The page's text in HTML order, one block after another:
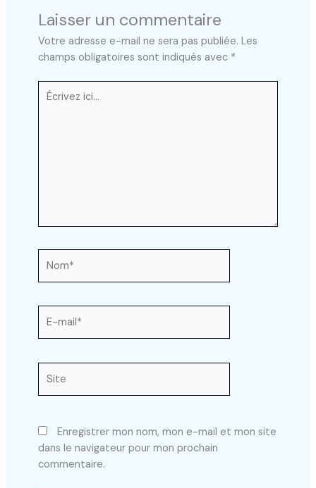
Laisser un commentaire
Votre adresse e-mail ne sera pas publiée. Les
champs obligatoires sont indiqués avec *
Écrivez
ici…
mail*
Enregistrer mon nom, mon e-mail et mon site
dans le navigateur pour mon prochain
commentaire.